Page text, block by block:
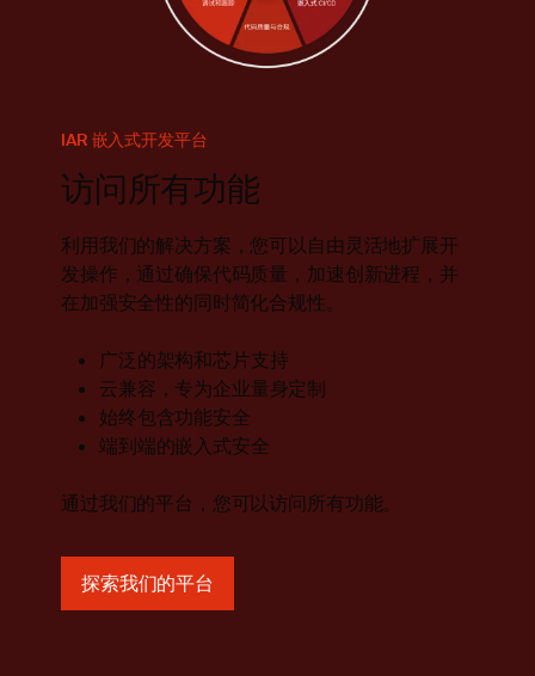
IAR 嵌入式开发平台
访问所有功能
利用我们的解决方案，您可以自由灵活地扩展开
发操作，通过确保代码质量，加速创新进程，并
在加强安全性的同时简化合规性。
广泛的架构和芯片支持
云兼容，专为企业量身定制
始终包含功能安全
端到端的嵌入式安全
通过我们的平台，您可以访问所有功能。
探索我们的平台